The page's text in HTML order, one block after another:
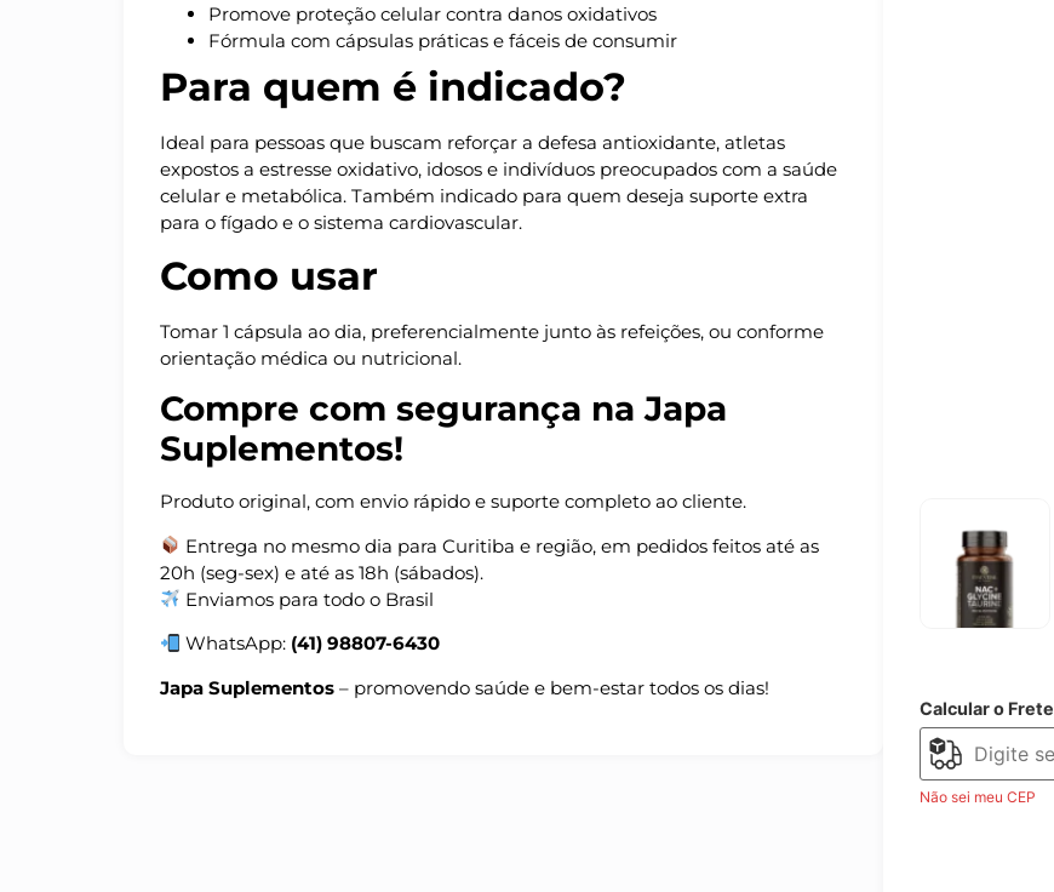
Promove proteção celular contra danos oxidativos
Fórmula com cápsulas práticas e fáceis de consumir
Para quem é indicado?
Ideal para pessoas que buscam reforçar a defesa antioxidante, atletas
expostos a estresse oxidativo, idosos e indivíduos preocupados com a saúde
celular e metabólica. Também indicado para quem deseja suporte extra
para o fígado e o sistema cardiovascular.
Como usar
Tomar 1 cápsula ao dia, preferencialmente junto às refeições, ou conforme
orientação médica ou nutricional.
Compre com segurança na Japa
Suplementos!
Produto original, com envio rápido e suporte completo ao cliente.
Entrega no mesmo dia para Curitiba e região, em pedidos feitos até as
20h (seg-sex) e até as 18h (sábados).
Enviamos para todo o Brasil
WhatsApp: (41) 98807-6430
Japa Suplementos – promovendo saúde e bem-estar todos os dias!
Calcular o Frete
Não sei meu CEP